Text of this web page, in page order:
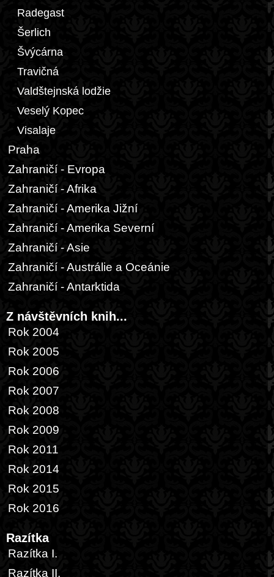
Radegast
Šerlich
Švýcárna
Travičná
Valdštejnská lodžie
Veselý Kopec
Visalaje
Praha
Zahraničí - Evropa
Zahraničí - Afrika
Zahraničí - Amerika Jižní
Zahraničí - Amerika Severní
Zahraničí - Asie
Zahraničí - Austrálie a Oceánie
Zahraničí - Antarktida
Z návštěvních knih...
Rok 2004
Rok 2005
Rok 2006
Rok 2007
Rok 2008
Rok 2009
Rok 2011
Rok 2014
Rok 2015
Rok 2016
Razítka
Razítka I.
Razítka II.